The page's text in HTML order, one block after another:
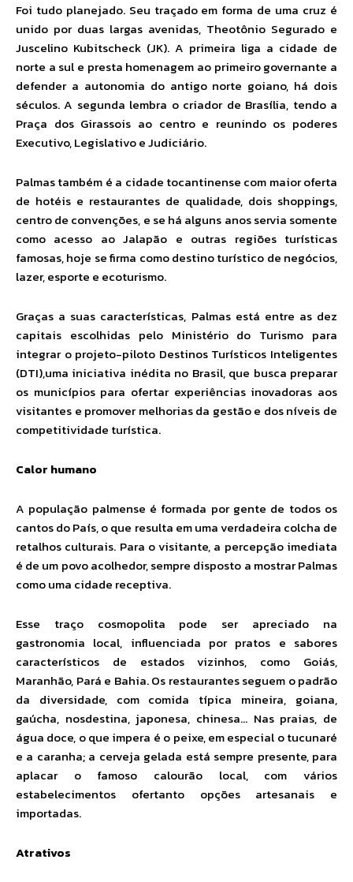
Foi tudo planejado. Seu traçado em forma de uma cruz é
unido por duas largas avenidas, Theotônio Segurado e
Juscelino Kubitscheck (JK). A primeira liga a cidade de
norte a sul e presta homenagem ao primeiro governante a
defender a autonomia do antigo norte goiano, há dois
séculos. A segunda lembra o criador de Brasília, tendo a
Praça dos Girassois ao centro e reunindo os poderes
Executivo, Legislativo e Judiciário.
Palmas também é a cidade tocantinense com maior oferta
de hotéis e restaurantes de qualidade, dois shoppings,
centro de convenções, e se há alguns anos servia somente
como acesso ao Jalapão e outras regiões turísticas
famosas, hoje se firma como destino turístico de negócios,
lazer, esporte e ecoturismo.
Graças a suas características, Palmas está entre as dez
capitais escolhidas pelo Ministério do Turismo para
integrar o projeto-piloto Destinos Turísticos Inteligentes
(DTI),uma iniciativa inédita no Brasil, que busca preparar
os municípios para ofertar experiências inovadoras aos
visitantes e promover melhorias da gestão e dos níveis de
competitividade turística.
Calor humano
A população palmense é formada por gente de todos os
cantos do País, o que resulta em uma verdadeira colcha de
retalhos culturais. Para o visitante, a percepção imediata
é de um povo acolhedor, sempre disposto a mostrar Palmas
como uma cidade receptiva.
Esse traço cosmopolita pode ser apreciado na
gastronomia local, influenciada por pratos e sabores
característicos de estados vizinhos, como Goiás,
Maranhão, Pará e Bahia. Os restaurantes seguem o padrão
da diversidade, com comida típica mineira, goiana,
gaúcha, nosdestina, japonesa, chinesa… Nas praias, de
água doce, o que impera é o peixe, em especial o tucunaré
e a caranha; a cerveja gelada está sempre presente, para
aplacar o famoso calourão local, com vários
estabelecimentos ofertanto opções artesanais e
importadas.
Atrativos